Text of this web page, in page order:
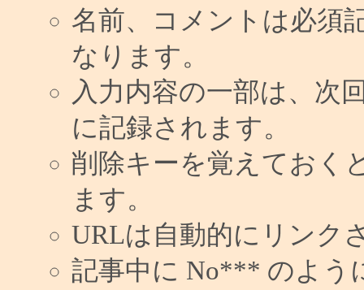
名前、コメントは必須
なります。
入力内容の一部は、次
に記録されます。
削除キーを覚えておく
ます。
URLは自動的にリンク
記事中に No*** のよう